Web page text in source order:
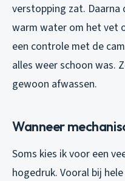
verstopping zat.
warm water om het vet
een controle met de
alles weer schoon was.
gewoon afwassen.
Wanneer
Soms kies ik voor een
hogedruk. Vooral bij